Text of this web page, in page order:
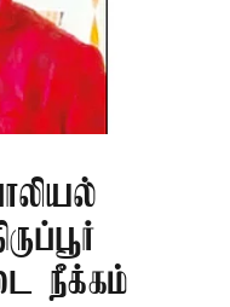
நீக்கம்